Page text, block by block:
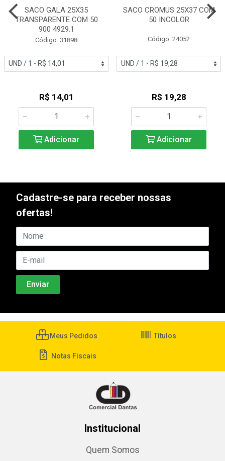
SACO GALA 25X35
TRANSPARENTE COM 50
900 4929.1
Código: 31898
R$ 14,01
Adicionar
SACO CROMUS 25X37 COM
50 INCOLOR
Código: 24052
R$ 19,28
Adicionar
Cadastre-se para receber nossas
ofertas!
Meus Pedidos Títulos
Notas Fiscais
Institucional
Quem Somos